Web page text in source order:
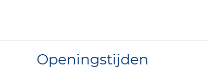
Openingstijden